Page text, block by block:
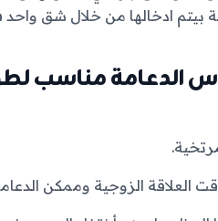
بيتم ادخالها من خلال شق
الدعامة مناسب
العلاقة الزوجية وممكن